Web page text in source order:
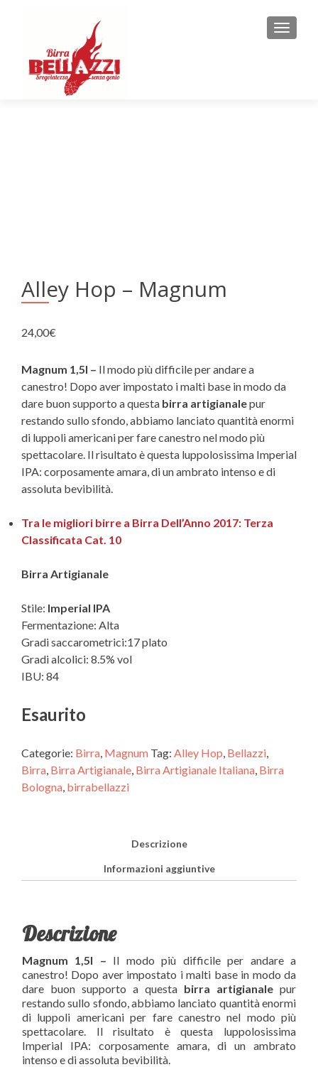
MENU
Alley Hop – Magnum
24,00€
Magnum 1,5l – Il modo più difficile per andare a
canestro! Dopo aver impostato i malti base in modo da
dare buon supporto a questa birra artigianalepur
restando sullo sfondo, abbiamo lanciato quantità enormi
di luppoli americani per fare canestro nel modo più
spettacolare. Il risultato è questa luppolosissima Imperial
IPA: corposamente amara, di un ambrato intenso e di
assoluta bevibilità.
Tra le migliori birre a Birra Dell’Anno 2017: Terza
Classificata Cat. 10
Birra Artigianale
Stile: Imperial IPA
Fermentazione: Alta
Gradi saccarometrici:17 plato
Gradi alcolici: 8.5% vol
IBU: 84
Esaurito
Categorie: Birra, Magnum Tag: Alley Hop, Bellazzi,
Birra, Birra Artigianale, Birra Artigianale Italiana, Birra
Bologna, birrabellazzi
Descrizione
Informazioni aggiuntive
Descrizione
Magnum 1,5l – Il modo più difficile per andare a
canestro! Dopo aver impostato i malti base in modo da
dare buon supporto a questa birra artigianale pur
restando sullo sfondo, abbiamo lanciato quantità enormi
di luppoli americani per fare canestro nel modo più
spettacolare. Il risultato è questa luppolosissima
Imperial IPA: corposamente amara, di un ambrato
intenso e di assoluta bevibilità.